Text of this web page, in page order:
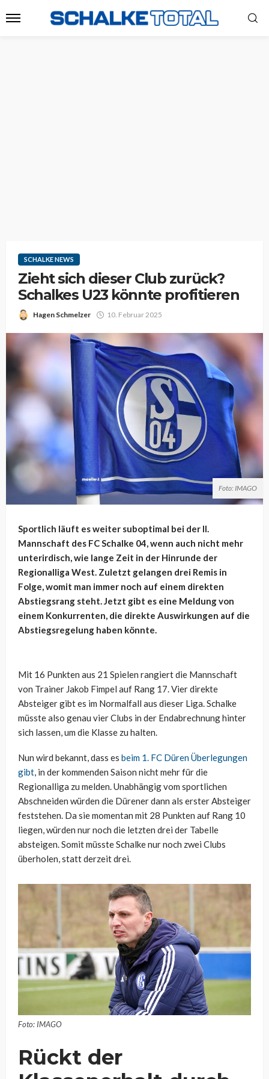
SCHALKE NEWS
Zieht sich dieser Club zurück?
Schalkes U23 könnte profitieren
Hagen Schmelzer 10. Februar 2025
Foto: IMAGO
Sportlich läuft es weiter suboptimal bei der II.
Mannschaft des FC Schalke 04, wenn auch nicht mehr
unterirdisch, wie lange Zeit in der Hinrunde der
Regionalliga West. Zuletzt gelangen drei Remis in
Folge, womit man immer noch auf einem direkten
Abstiegsrang steht. Jetzt gibt es eine Meldung von
einem Konkurrenten, die direkte Auswirkungen auf die
Abstiegsregelung haben könnte.
Mit 16 Punkten aus 21 Spielen rangiert die Mannschaft
von Trainer Jakob Fimpel auf Rang 17. Vier direkte
Absteiger gibt es im Normalfall aus dieser Liga. Schalke
müsste also genau vier Clubs in der Endabrechnung hinter
sich lassen, um die Klasse zu halten.
Nun wird bekannt, dass es beim 1. FC Düren Überlegungen
gibt, in der kommenden Saison nicht mehr für die
Regionalliga zu melden. Unabhängig vom sportlichen
Abschneiden würden die Dürener dann als erster Absteiger
feststehen. Da sie momentan mit 28 Punkten auf Rang 10
liegen, würden nur noch die letzten drei der Tabelle
absteigen. Somit müsste Schalke nur noch zwei Clubs
überholen, statt derzeit drei.
Foto: IMAGO
Rückt der